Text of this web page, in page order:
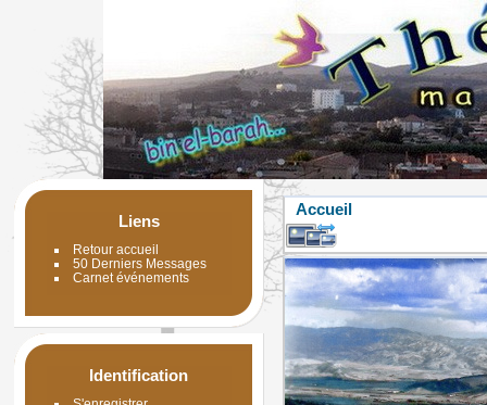
Liens
Retour accueil
50 Derniers Messages
Carnet événements
Identification
Accueil